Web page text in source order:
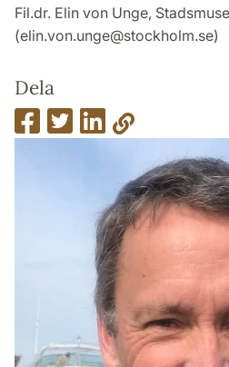
Fil.dr. Elin von Unge,
(elin.von.unge@stockholm.se)
Dela